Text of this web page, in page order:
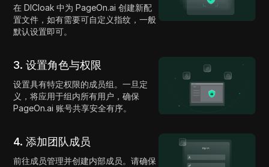
在 DICloak 中为 PageOn.ai 创建新配
置文件，如有需要可自定义指纹，一般
默认设置即可。
3. 设置角色与权限
设置具有特定权限的成员组。一旦定
义，将应用于组内所有用户，确保
PageOn.ai 账号共享安全有序。
4. 添加团队成员
前往成员管理并创建内部成员。请确保